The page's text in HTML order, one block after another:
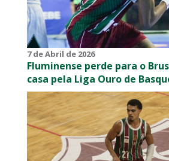
7 de Abril de 2026
Fluminense perde para o
casa pela Liga Ouro de